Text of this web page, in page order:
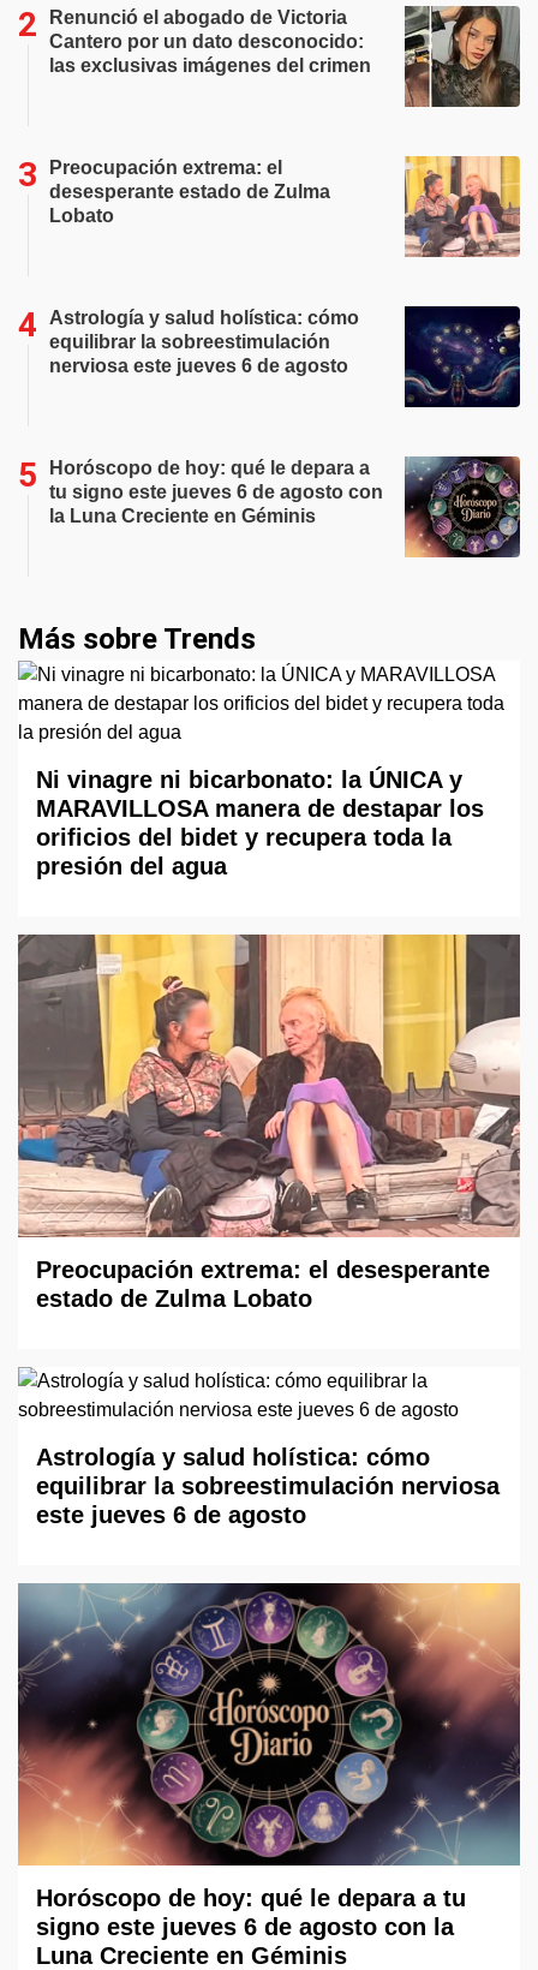
Renunció el abogado de Victoria
Cantero por un dato desconocido:
las exclusivas imágenes del crimen
Preocupación extrema: el
desesperante estado de Zulma
Lobato
Astrología y salud holística: cómo
equilibrar la sobreestimulación
nerviosa este jueves 6 de agosto
Horóscopo de hoy: qué le depara a
tu signo este jueves 6 de agosto con
la Luna Creciente en Géminis
Más sobre Trends
Ni vinagre ni bicarbonato: la ÚNICA y
MARAVILLOSA manera de destapar los
orificios del bidet y recupera toda la
presión del agua
Preocupación extrema: el desesperante
estado de Zulma Lobato
Astrología y salud holística: cómo
equilibrar la sobreestimulación nerviosa
este jueves 6 de agosto
Horóscopo de hoy: qué le depara a tu
signo este jueves 6 de agosto con la
Luna Creciente en Géminis